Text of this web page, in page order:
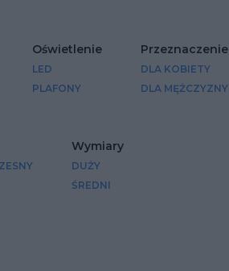
Oświetlenie
LED
PLAFONY
Przeznaczenie
DLA KOBIETY
DLA MĘŻCZYZNY
Wymiary
DUŻY
ŚREDNI